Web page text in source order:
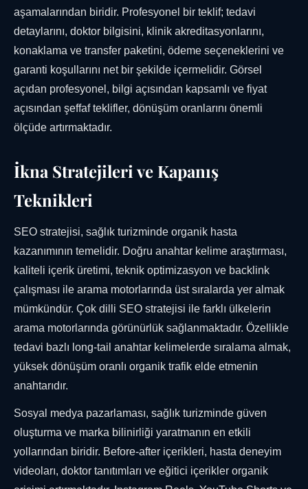
aşamalarından biridir. Profesyonel bir teklif; tedavi
detaylarını, doktor bilgisini, klinik akreditasyonlarını,
konaklama ve transfer paketini, ödeme seçeneklerini ve
garanti koşullarını net bir şekilde içermelidir. Görsel
açıdan profesyonel, bilgi açısından kapsamlı ve fiyat
açısından şeffaf teklifler, dönüşüm oranlarını önemli
ölçüde artırmaktadır.
İkna Stratejileri ve Kapanış
Teknikleri
SEO stratejisi, sağlık turizminde organik hasta
kazanımının temelidir. Doğru anahtar kelime araştırması,
kaliteli içerik üretimi, teknik optimizasyon ve backlink
çalışması ile arama motorlarında üst sıralarda yer almak
mümkündür. Çok dilli SEO stratejisi ile farklı ülkelerin
arama motorlarında görünürlük sağlanmaktadır. Özellikle
tedavi bazlı long-tail anahtar kelimelerde sıralama almak,
yüksek dönüşüm oranlı organik trafik elde etmenin
anahtarıdır.
Sosyal medya pazarlaması, sağlık turizminde güven
oluşturma ve marka bilinirliği yaratmanın en etkili
yollarından biridir. Before-after içerikleri, hasta deneyim
videoları, doktor tanıtımları ve eğitici içerikler organik